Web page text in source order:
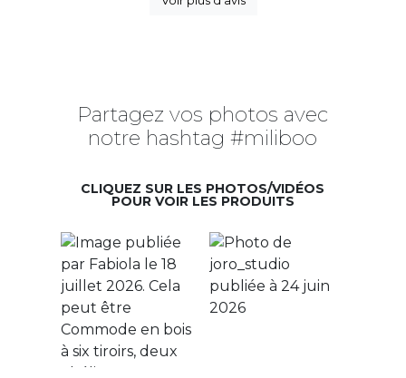
Partagez vos photos avec
notre hashtag #miliboo
CLIQUEZ SUR LES PHOTOS/VIDÉOS
POUR VOIR LES PRODUITS